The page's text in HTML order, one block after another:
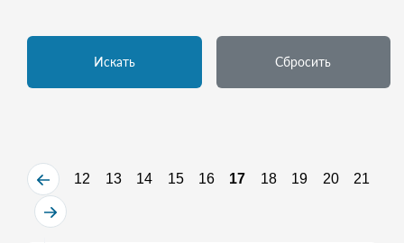
Искать Сбросить
12 13 14 15 16 17 18 19 20 21